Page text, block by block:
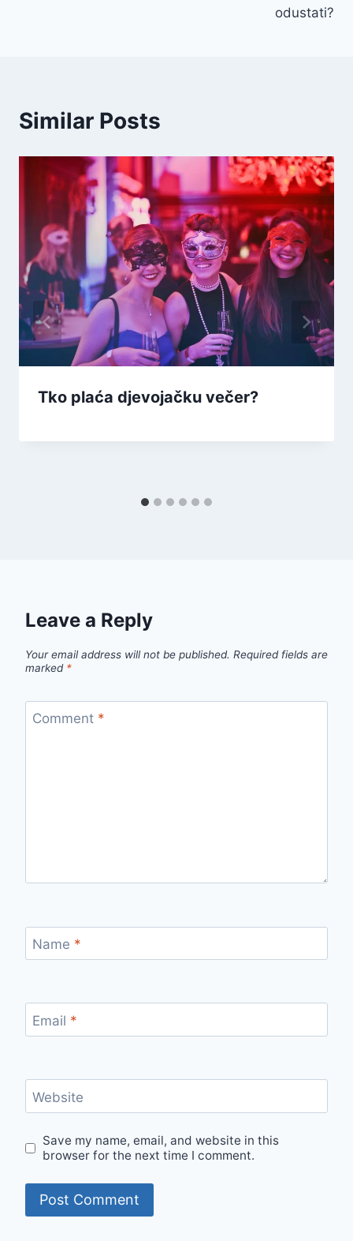
odustati?
Similar Posts
Tko plaća djevojačku večer?
Leave a Reply
Your email address will not be published. Required fields are
marked *
Comment *
Name *
Email *
Website
Save my name, email, and website in this
browser for the next time I comment.